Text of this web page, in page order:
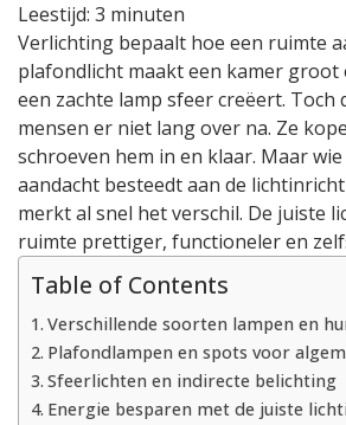
de
Leestijd: 3 minuten
Verlichting bepaalt hoe een ruimte
plafondlicht maakt een kamer groot
een zachte lamp sfeer creëert. Toch
mensen er niet lang over na. Ze
schroeven hem in en klaar. Maar
aandacht besteedt aan de
merkt al snel het verschil. De juiste
ruimte prettiger, functioneler en
Table of Contents
Verschillende soorten lampen en
Plafondlampen en spots voor
Sfeerlichten en indirecte belichting
Energie besparen met de juiste